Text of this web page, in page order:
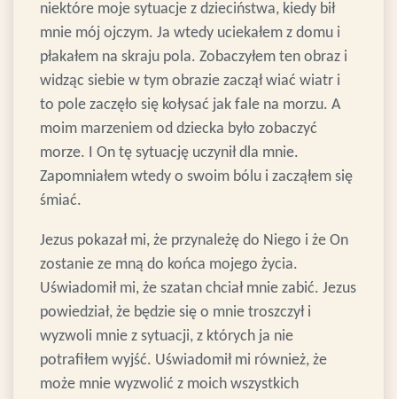
niektóre moje sytuacje z dzieciństwa, kiedy bił
mnie mój ojczym. Ja wtedy uciekałem z domu i
płakałem na skraju pola. Zobaczyłem ten obraz i
widząc siebie w tym obrazie zaczął wiać wiatr i
to pole zaczęło się kołysać jak fale na morzu. A
moim marzeniem od dziecka było zobaczyć
morze. I On tę sytuację uczynił dla mnie.
Zapomniałem wtedy o swoim bólu i zacząłem się
śmiać.
Jezus pokazał mi, że przynależę do Niego i że On
zostanie ze mną do końca mojego życia.
Uświadomił mi, że szatan chciał mnie zabić. Jezus
powiedział, że będzie się o mnie troszczył i
wyzwoli mnie z sytuacji, z których ja nie
potrafiłem wyjść. Uświadomił mi również, że
może mnie wyzwolić z moich wszystkich